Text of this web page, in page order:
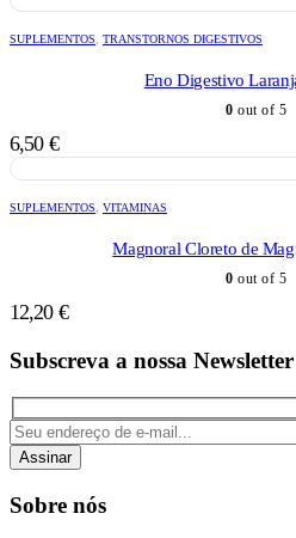
SUPLEMENTOS, TRANSTORNOS DIGESTIVOS
Eno Digestivo
0 out of 5
6,50 €
SUPLEMENTOS, VITAMINAS
Magnoral Cloreto de
0 out of 5
12,20 €
Subscreva a nossa Newsletter
Assinar
Sobre nós